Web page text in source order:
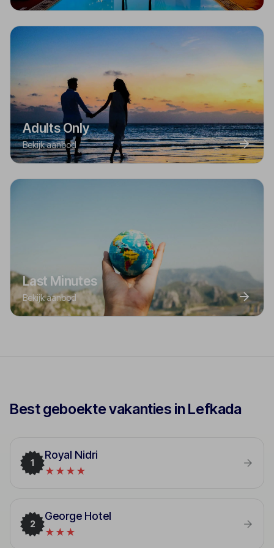
Adults Only
Bekijk aanbod
Last Minutes
Bekijk aanbod
Best geboekte vakanties in Lefkada
1
Royal Nidri
★★★★
2
George Hotel
★★★